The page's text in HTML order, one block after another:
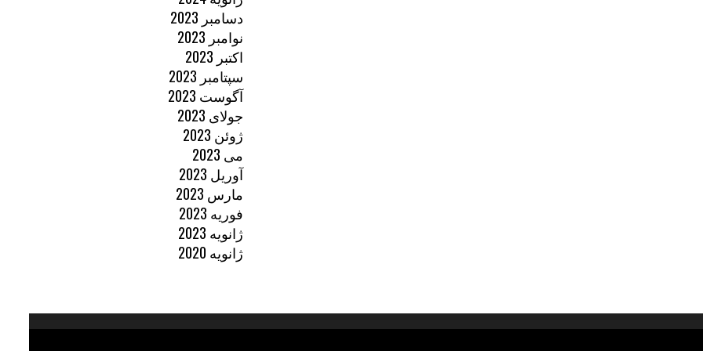
دسامبر 2023
نوامبر 2023
اکتبر 2023
سپتامبر 2023
آگوست 2023
جولای 2023
ژوئن 2023
می 2023
آوریل 2023
مارس 2023
فوریه 2023
ژانویه 2023
ژانویه 2020